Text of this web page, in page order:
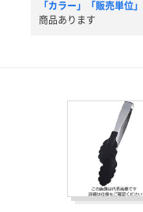
「カラー」「販売単位」
商品あります